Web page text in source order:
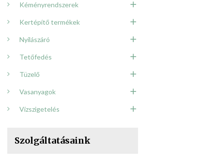
Kéményrendszerek
Kertépítő termékek
Nyílászáró
Tetőfedés
Tüzelő
Vasanyagok
Vízszigetelés
Szolgáltatásaink